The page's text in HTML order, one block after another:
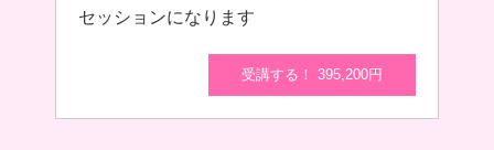
セッションになります
受講する！ 395,200円